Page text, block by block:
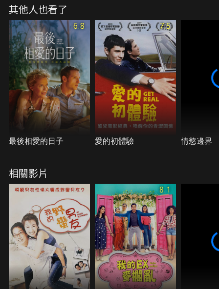
鴦譜的惡作劇呢？
其他人也看了
6.8
最後相愛的日子
7.5
愛的初體驗 情慾邊界
相關影片
8.1